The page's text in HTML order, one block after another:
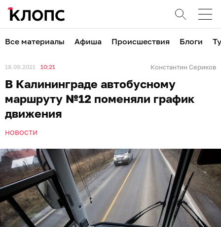
Все материалы Афиша Происшествия Блоги
18.09.2021 10:21 Константин Сериков
В Калининграде автобусному
маршруту №12 поменяли график
движения
НОВОСТИ